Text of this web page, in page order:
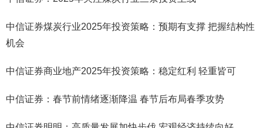
中信证券煤炭行业2025年投资策略：预期有支撑 把握结构性
机会
中信证券商业地产2025年投资策略：稳定红利 轻重皆可
中信证券：春节前情绪逐渐降温 春节后布局春季攻势